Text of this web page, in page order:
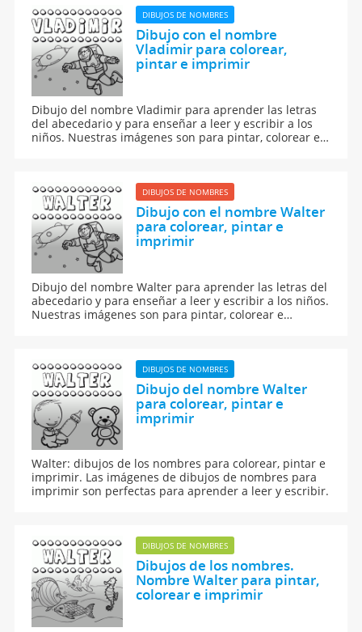
DIBUJOS DE NOMBRES
Dibujo con el nombre
Vladimir para colorear,
pintar e imprimir
Dibujo del nombre Vladimir para aprender las letras
del abecedario y para enseñar a leer y escribir a los
niños. Nuestras imágenes son para pintar, colorear e
DIBUJOS DE NOMBRES
Dibujo con el nombre Walter
para colorear, pintar e
imprimir
Dibujo del nombre Walter para aprender las letras del
abecedario y para enseñar a leer y escribir a los niños.
Nuestras imágenes son para pintar, colorear e
DIBUJOS DE NOMBRES
Dibujo del nombre Walter
para colorear, pintar e
imprimir
Walter: dibujos de los nombres para colorear, pintar e
imprimir. Las imágenes de dibujos de nombres para
imprimir son perfectas para aprender a leer y escribir.
DIBUJOS DE NOMBRES
Dibujos de los nombres.
Nombre Walter para pintar,
colorear e imprimir